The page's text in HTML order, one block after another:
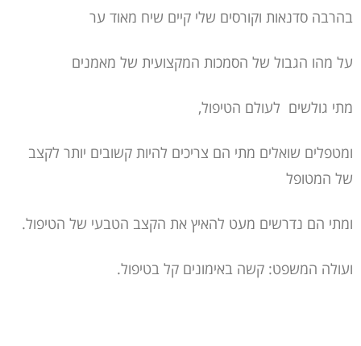
בהרבה סדנאות וקורסים שלי קיים שיח מאוד ער
על מהו הגבול של הסמכות המקצועית של מאמנים
מתי גולשים לעולם הטיפול,
ומטפלים שואלים מתי הם צריכים להיות קשובים יותר לקצב
של המטופל
ומתי הם נדרשים מעט להאיץ את הקצב הטבעי של הטיפול.
ועולה המשפט: קשה באימונים קל בטיפול.